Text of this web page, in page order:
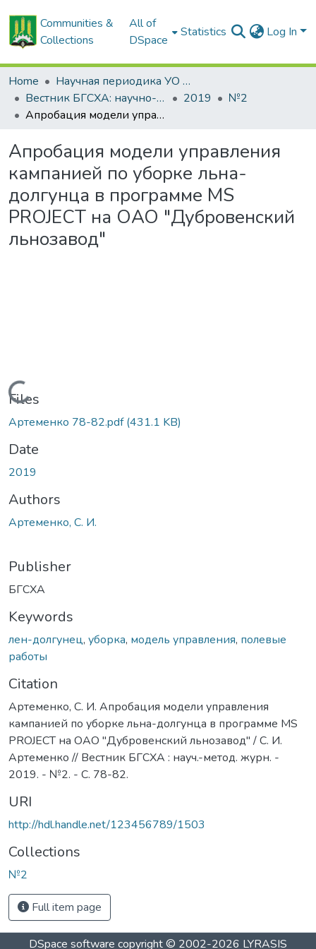
Communities &
Collections
All of
DSpace
Statistics Log In
Home
Научная периодика УО БГСХА
Вестник БГСХА: научно-методический журнал Белорусской государственной сельскохозяйственной академии
2019
№2
Апробация модели управления кампанией по уборке льна-долгунца в программе MS PROJECT на ОАО "Дубровенский льнозавод"
Апробация модели управления
кампанией по уборке льна-
долгунца в программе MS
PROJECT на ОАО "Дубровенский
льнозавод"
Loading...
Files
Артеменко 78-82.pdf(431.1 KB)
Date
2019
Authors
Артеменко, С. И.
Publisher
БГСХА
Keywords
лен-долгунец, уборка, модель управления, полевые
работы
Citation
Артеменко, С. И. Апробация модели управления
кампанией по уборке льна-долгунца в программе MS
PROJECT на ОАО "Дубровенский льнозавод" / С. И.
Артеменко // Вестник БГСХА : науч.-метод. журн. -
2019. - №2. - С. 78-82.
URI
http://hdl.handle.net/123456789/1503
Collections
№2
Full item page
DSpace software copyright © 2002-2026 LYRASIS